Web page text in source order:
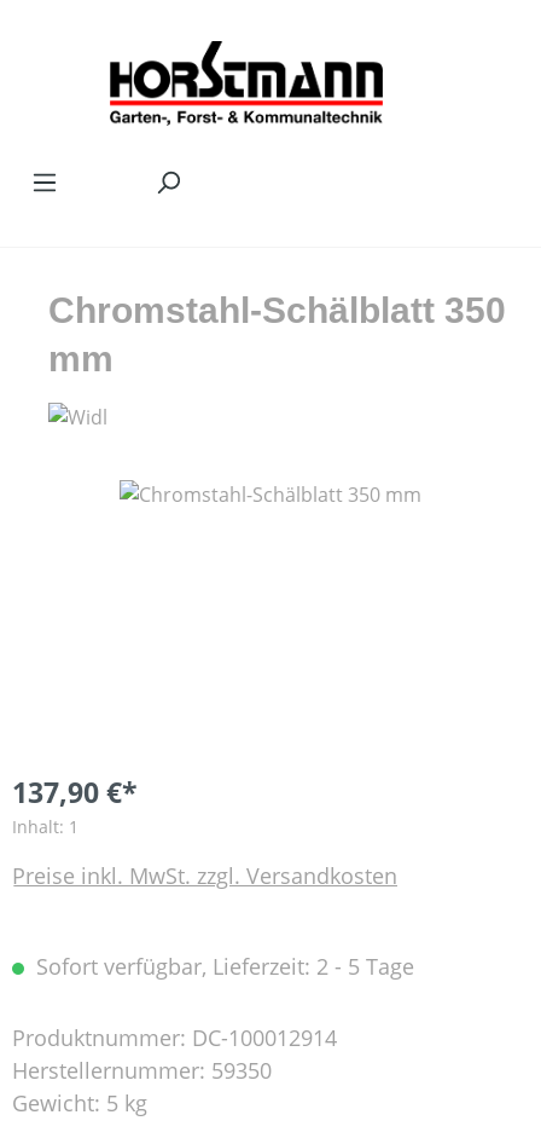
Chromstahl-Schälblatt 350
mm
Bildergalerie überspringen
137,90 €*
Inhalt: 1
Preise inkl. MwSt. zzgl. Versandkosten
Sofort verfügbar, Lieferzeit: 2 - 5 Tage
Produktnummer: DC-100012914
Herstellernummer: 59350
Gewicht: 5 kg